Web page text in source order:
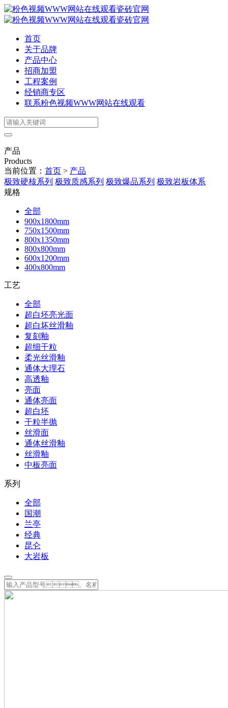
首页
关于品牌
产品中心
招商加盟
工程案例
经销商专区
联系粉色视频WWW网站在线观看
产品
Products
当前位置： 首页 > 产品
极致硬核系列 极致质感系列 极致爆品系列 极致岩板体系
规格
全部
900x1800mm
750x1500mm
800x1350mm
800x800mm
600x1200mm
400x800mm
工艺
全部
超白坯亮光面
超白坏丝滑釉
复刻釉
超细干粒
柔光丝滑釉
通体大理石
高透釉
亮面
通体亮面
超白坯
干粒半抛
丝滑面
通体丝滑釉
丝滑釉
中板亮面
系列
全部
国潮
兰亭
经典
昆仑
大岩板